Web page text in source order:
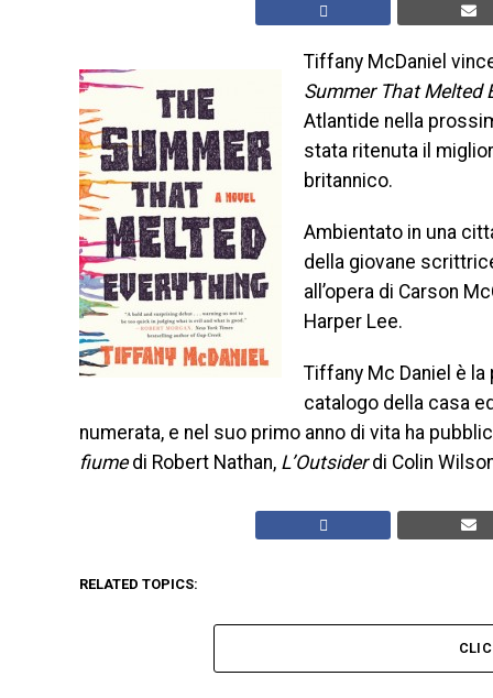
Tiffany McDaniel
Summer That Melted
Atlantide nella
stata ritenuta il
britannico.
Ambientato in una
della giovane
all’opera di Carson
Harper Lee.
Tiffany Mc Daniel è
catalogo della casa
numerata, e nel suo primo anno di vita ha
fiumedi Robert Nathan, L’Outsiderdi Colin
RELATED TOPICS: